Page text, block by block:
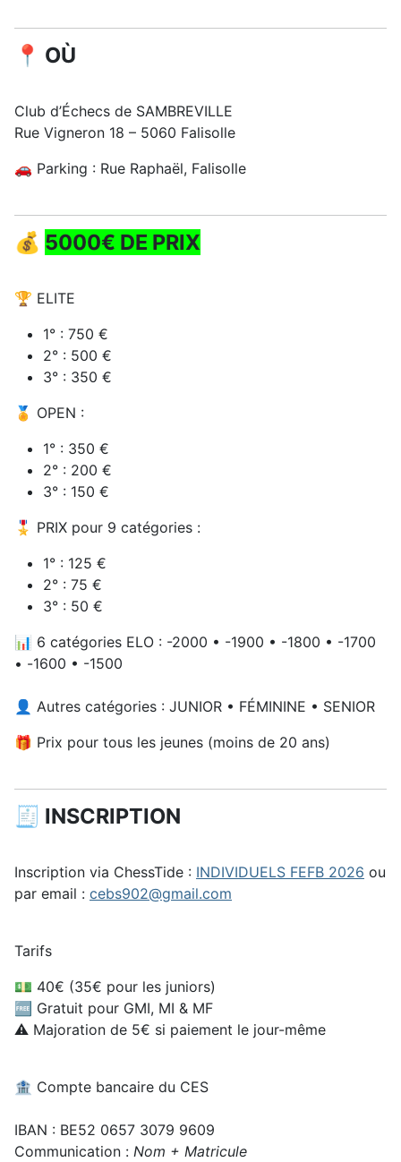
📍 OÙ
Club d’Échecs de SAMBREVILLE
Rue Vigneron 18 – 5060 Falisolle
🚗 Parking : Rue Raphaël, Falisolle
💰 5000€ DE PRIX
🏆 ELITE
1° : 750 €
2° : 500 €
3° : 350 €
🏅 OPEN :
1° : 350 €
2° : 200 €
3° : 150 €
🎖️ PRIX pour 9 catégories :
1° : 125 €
2° : 75 €
3° : 50 €
📊 6 catégories ELO : -2000 • -1900 • -1800 • -1700
• -1600 • -1500
👤 Autres catégories : JUNIOR • FÉMININE • SENIOR
🎁 Prix pour tous les jeunes (moins de 20 ans)
🧾 INSCRIPTION
Inscription via ChessTide : INDIVIDUELS FEFB 2026 ou
par email : cebs902@gmail.com
Tarifs
💵 40€ (35€ pour les juniors)
🆓 Gratuit pour GMI, MI & MF
⚠️ Majoration de 5€ si paiement le jour-même
🏦 Compte bancaire du CES
IBAN : BE52 0657 3079 9609
Communication : Nom + Matricule